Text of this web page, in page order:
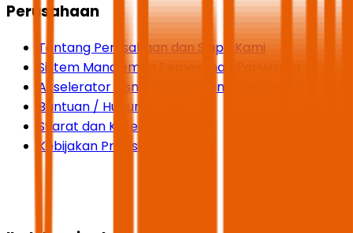
Perusahaan
Tentang Perusahaan dan Siapa Kami
Sistem Manajemen Pemesanan Pariwisata
Akselerator Bisnis dan Akademi Pariwisata
Bantuan / Hubungi Kami
Syarat dan Ketentuan
Kebijakan Privasi